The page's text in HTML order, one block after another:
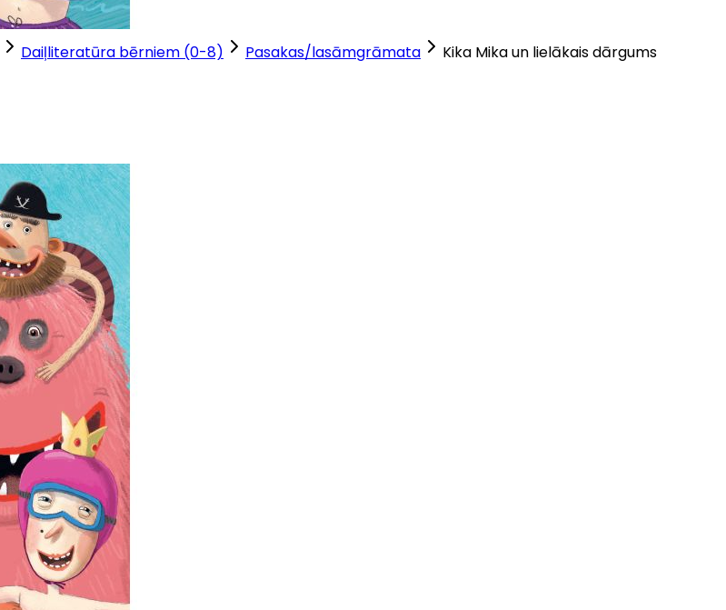
Daiļliteratūra bērniem (0-8) Pasakas/lasāmgrāmata Kika Mika un lielākais dārgums